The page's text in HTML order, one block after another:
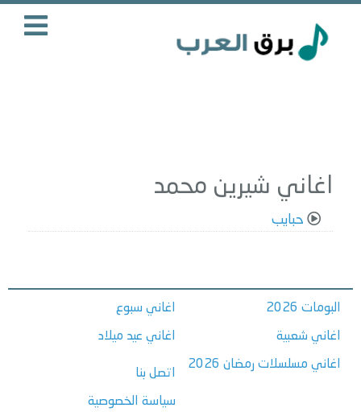
اغاني شيرين محمد
حبايب
البومات 2026
اغاني شعبية
اغاني مسلسلات رمضان 2026
اغاني سبوع
اغاني عيد ميلاد
اتصل بنا
سياسة الخصوصية